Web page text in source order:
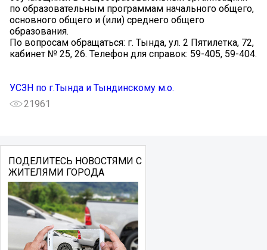
по образовательным программам начального общего,
основного общего и (или) среднего общего
образования.
По вопросам обращаться: г. Тында, ул. 2 Пятилетка, 72,
кабинет № 25, 26. Телефон для справок: 59-405, 59-404.
УСЗН по г.Тында и Тындинскому м.о.
21961
ПОДЕЛИТЕСЬ НОВОСТЯМИ С
ЖИТЕЛЯМИ ГОРОДА